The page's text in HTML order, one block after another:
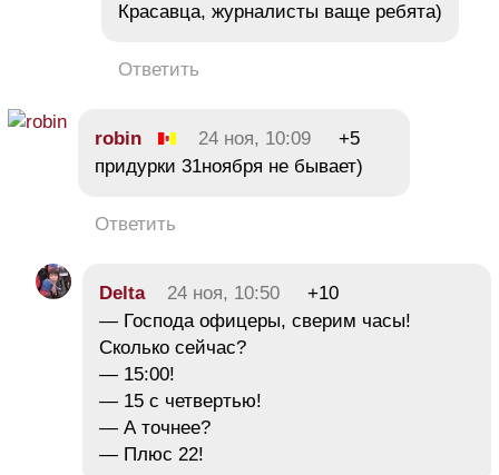
Красавца, журналисты ваще ребята)
Ответить
robin 24 ноя, 10:09
+5
придурки 31ноября не бывает)
Ответить
Delta 24 ноя, 10:50
+10
— Господа офицеры, сверим часы!
Сколько сейчас?
— 15:00!
— 15 с четвертью!
— А точнее?
— Плюс 22!